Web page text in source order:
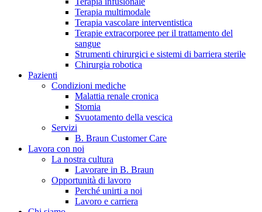
contatto con un nostro referente.
B. Braun in Italia
Scopri chi siamo ed entra nel mondo di B. Braun in Italia: 4
sedi, 4 aziende, più di 700 dipendenti e un Centro di
Terapia multimodale
Terapia vascolare interventistica
Terapie extracorporee per il trattamento del
sangue
Strumenti chirurgici e sistemi di barriera sterile
Chirurgia robotica
Pazienti
Condizioni mediche
Malattia renale cronica
Stomia
Svuotamento della vescica
Servizi
B. Braun Customer Care
Lavora con noi
La nostra cultura
Lavorare in B. Braun
Opportunità di lavoro
Perché unirti a noi
Lavoro e carriera